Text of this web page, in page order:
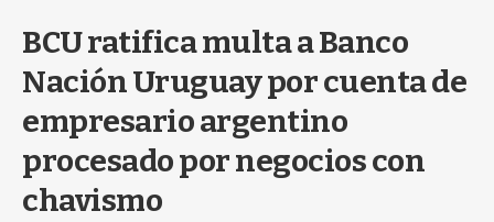
�
BCU ratifica multa a Banco
Nación Uruguay por cuenta de
empresario argentino
procesado por negocios con
chavismo